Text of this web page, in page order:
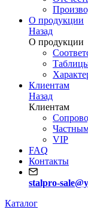
О продукции
Назад
О продукции
Таблицы
Клиентам
Назад
Клиентам
VIP
FAQ
Контакты
stalpro-
Каталог